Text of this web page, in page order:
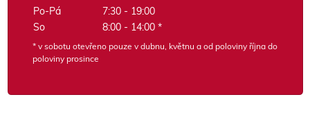
Po-Pá
7:30 - 19:00
So
8:00 - 14:00 *
* v sobotu otevřeno pouze v dubnu, květnu a od poloviny října do
poloviny prosince